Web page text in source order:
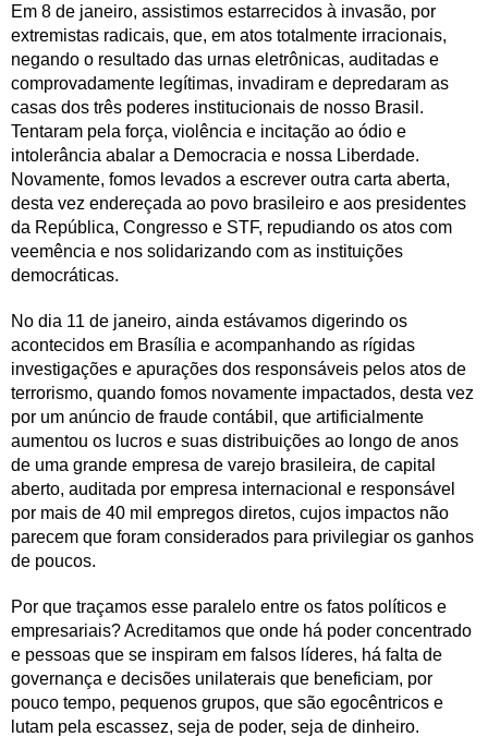
Em 8 de janeiro, assistimos estarrecidos à invasão, por
extremistas radicais, que, em atos totalmente irracionais,
negando o resultado das urnas eletrônicas, auditadas e
comprovadamente legítimas, invadiram e depredaram as
casas dos três poderes institucionais de nosso Brasil.
Tentaram pela força, violência e incitação ao ódio e
intolerância abalar a Democracia e nossa Liberdade.
Novamente, fomos levados a escrever outra carta aberta,
desta vez endereçada ao povo brasileiro e aos presidentes
da República, Congresso e STF, repudiando os atos com
veemência e nos solidarizando com as instituições
democráticas.
No dia 11 de janeiro, ainda estávamos digerindo os
acontecidos em Brasília e acompanhando as rígidas
investigações e apurações dos responsáveis pelos atos de
terrorismo, quando fomos novamente impactados, desta vez
por um anúncio de fraude contábil, que artificialmente
aumentou os lucros e suas distribuições ao longo de anos
de uma grande empresa de varejo brasileira, de capital
aberto, auditada por empresa internacional e responsável
por mais de 40 mil empregos diretos, cujos impactos não
parecem que foram considerados para privilegiar os ganhos
de poucos.
Por que traçamos esse paralelo entre os fatos políticos e
empresariais? Acreditamos que onde há poder concentrado
e pessoas que se inspiram em falsos líderes, há falta de
governança e decisões unilaterais que beneficiam, por
pouco tempo, pequenos grupos, que são egocêntricos e
lutam pela escassez, seja de poder, seja de dinheiro.